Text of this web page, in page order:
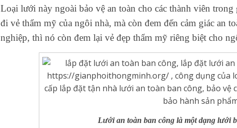
Loại lưới này ngoài bảo vệ an toàn cho các thành viên
đi vẻ thẩm mỹ của ngôi nhà, mà còn đem đến cảm giác an
nghiệp, thì nó còn đem lại vẻ đẹp thẩm mỹ riêng biệt cho
Lưới an toàn ban công là một dạng lưới